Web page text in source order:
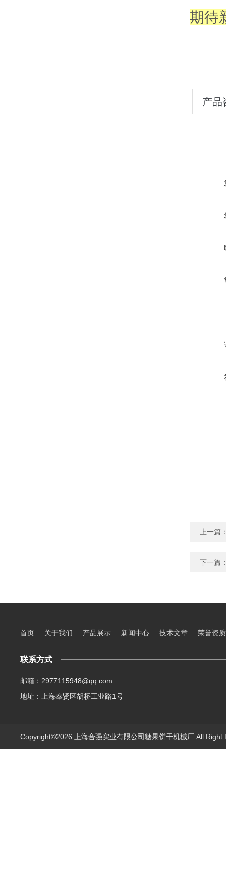
期待
产品
上一篇
下一篇
首页 关于我们 产品展示 新闻中心 技术文章 荣誉资质
联系方式
邮箱：2977115948@qq.com
地址：上海奉贤区胡桥工业路1号
Copyright©2026 上海合强实业有限公司糖果饼干机械厂 All